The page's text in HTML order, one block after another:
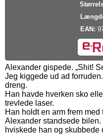
EAN:
Alexander gispede. „Shit!
Jeg kiggede ud ad
dreng.
Han havde hverken sko
trevlede laser.
Han holdt en arm frem
Alexander standsede bilen.
hviskede han og skubbede